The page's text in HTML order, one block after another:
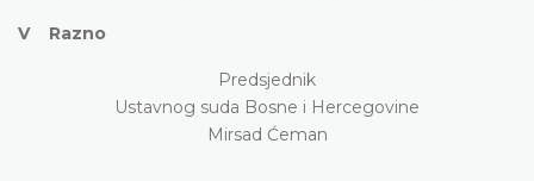
V Razno
Predsjednik
Ustavnog suda Bosne i Hercegovine
Mirsad Ćeman